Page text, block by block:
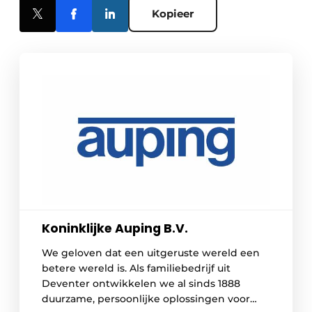
Kopieer
Koninklijke Auping B.V.
We geloven dat een uitgeruste wereld een
betere wereld is. Als familiebedrijf uit
Deventer ontwikkelen we al sinds 1888
duurzame, persoonlijke oplossingen voor